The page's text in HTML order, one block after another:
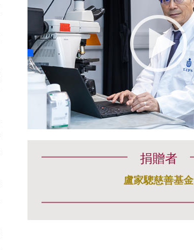
捐贈者
盧家驄慈善基金